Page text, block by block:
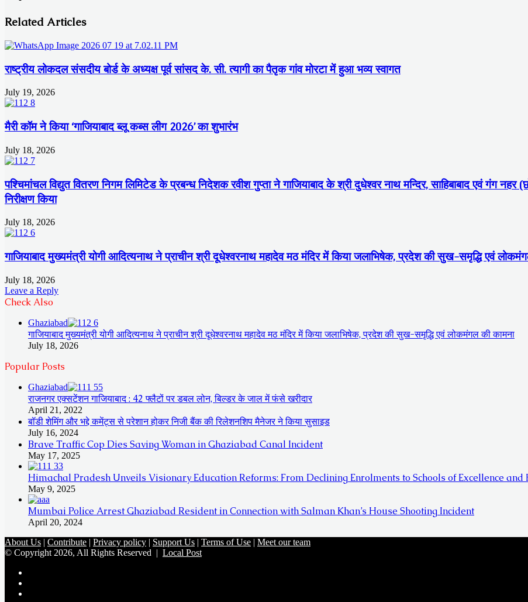
Related Articles
राष्ट्रीय लोकदल संसदीय बोर्ड के अध्यक्ष पूर्व सांसद के. सी. त्यागी का पैतृक गांव मोरटा में हुआ भव्य स्वागत
July 19, 2026
मैरी कॉम ने किया ‘गाजियाबाद ब्लू कब्स लीग 2026’ का शुभारंभ
July 18, 2026
पश्चिमांचल विद्युत वितरण निगम लिमिटेड के प्रबन्ध निदेशक रवीश गुप्ता ने गाजियाबाद के श्री दुधेश्वर नाथ मन्दिर, साहिबाबाद एवं गंग नहर
निरीक्षण किया
July 18, 2026
गाजियाबाद मुख्यमंत्री योगी आदित्यनाथ ने प्राचीन श्री दूधेश्वरनाथ महादेव मठ मंदिर में किया जलाभिषेक, प्रदेश की सुख-समृद्धि एवं
July 18, 2026
Leave a Reply
Check Also
Ghaziabad
गाजियाबाद मुख्यमंत्री योगी आदित्यनाथ ने प्राचीन श्री दूधेश्वरनाथ महादेव मठ मंदिर में किया जलाभिषेक, प्रदेश की सुख-समृद्धि एवं लोकमंगल की कामना
July 18, 2026
Popular Posts
Ghaziabad
राजनगर एक्सटेंशन गाजियाबाद : 42 फ्लैटों पर डबल लोन, बिल्डर के जाल में फंसे खरीदार
April 21, 2022
बॉडी शेमिंग और भद्दे कमेंट्स से परेशान होकर निजी बैंक की रिलेशनशिप मैनेजर ने किया सुसाइड
July 16, 2024
Brave Traffic Cop Dies Saving Woman in Ghaziabad Canal Incident
May 17, 2025
Himachal Pradesh Unveils Visionary Education Reforms: From Declining Enrolments to Schools of Excellence
May 9, 2025
Mumbai Police Arrest Ghaziabad Resident in Connection with Salman Khan’s House Shooting Incident
April 20, 2024
About Us | Contribute | Privacy policy | Support Us | Terms of Use | Meet our team
© Copyright 2026, All Rights Reserved | Local Post